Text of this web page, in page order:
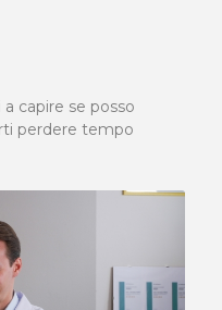
capire se posso
perdere tempo